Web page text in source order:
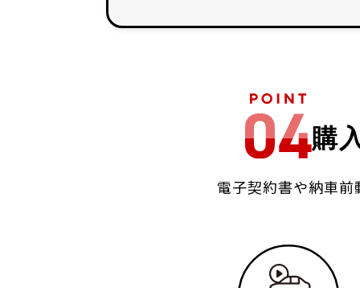
購
電子契約書や納車